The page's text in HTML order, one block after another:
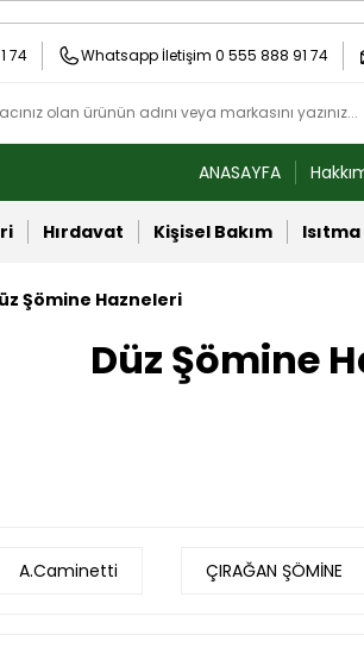
74 Whatsapp İletişim 0 555 888 91 74
ANASAYFA
Hırdavat Kişisel Bakım
Şömine Hazneleri
Düz Şömine
A.Caminetti ÇIRAĞAN ŞÖMİNE